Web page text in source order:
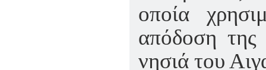
οποία
απόδοση της
νησιά του